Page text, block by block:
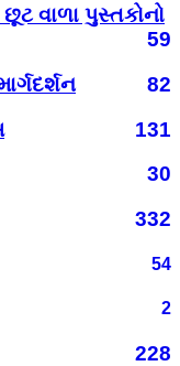
વાળા પુસ્તકોનો
59
82
131
30
332
54
2
228